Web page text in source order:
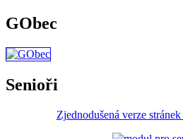
GObec
Senioři
Zjednodušená verze